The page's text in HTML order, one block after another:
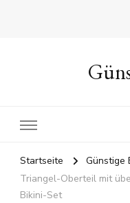
Startseite Günstige
Triangel-Oberteil mit
Bikini-Set